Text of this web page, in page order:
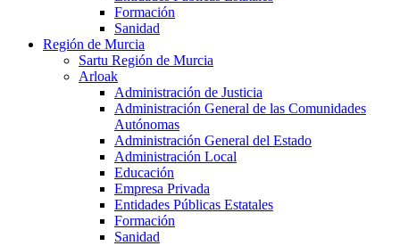
Formación
Sanidad
Región de Murcia
Sartu Región de Murcia
Arloak
Administración de Justicia
Administración General de las Comunidades
Autónomas
Administración General del Estado
Administración Local
Educación
Empresa Privada
Entidades Públicas Estatales
Formación
Sanidad